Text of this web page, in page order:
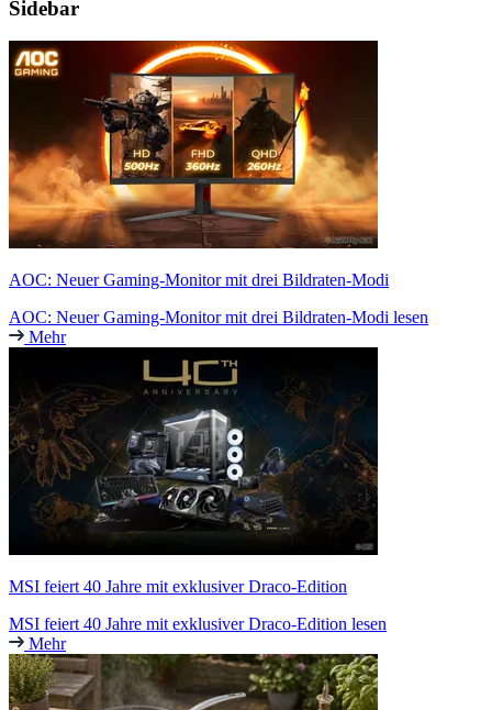
Sidebar
AOC: Neuer Gaming-Monitor mit drei Bildraten-Modi
AOC: Neuer Gaming-Monitor mit drei Bildraten-Modi lesen
Mehr
MSI feiert 40 Jahre mit exklusiver Draco-Edition
MSI feiert 40 Jahre mit exklusiver Draco-Edition lesen
Mehr